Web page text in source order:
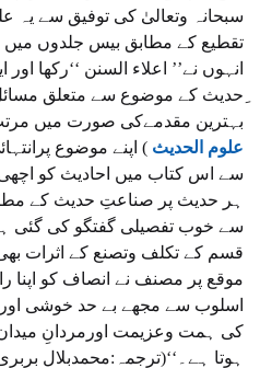
سبحانہ وتعالیٰ کی توفیق سے یہ
تقطیع کے مطابق بیس جلدوں میں
انہوں نے’’ اعلاء السنن ‘‘رکھا
ِحدیث کے موضوع سے متعلق مسائل
بہترین مقدمےکی صورت میں
علوم الحديث ) اپنے موضوع
سے اس کتاب میں احادیث کو اچھی
ہر حدیث پر صناعتِ حدیث کے
سے خوب تفصیلی گفتگو کی گئی
قسم کے تکلف وتصنع کے اثرات
موقع پر مصنف نے انصاف کو اپنا
اسلوب سے مجھے بے حد خوشی
کی ہمت وعزیمت اورمردانِ
ہوتا ہے۔‘‘(ترجمہ:محمدبلال